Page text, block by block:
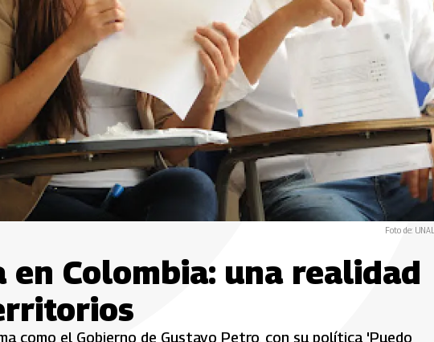
Foto de: UNAL
Colombia: una realidad
como el Gobierno de Gustavo Petro, con su política 'Puedo